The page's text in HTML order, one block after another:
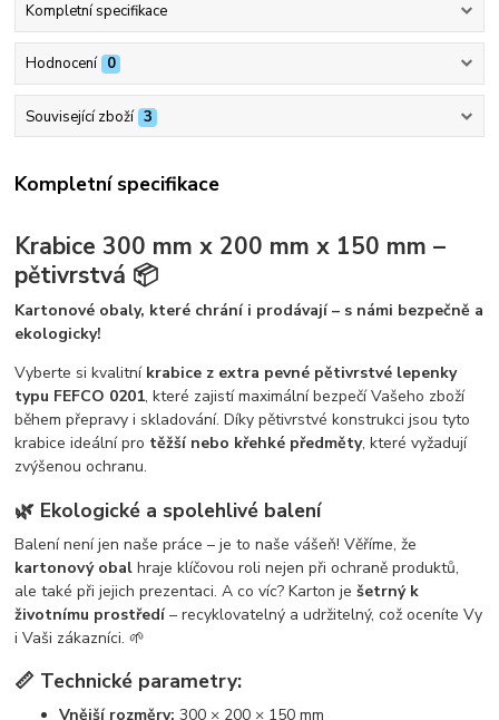
Kompletní specifikace
Hodnocení 0
Související zboží 3
Kompletní specifikace
Krabice 300 mm x 200 mm x 150 mm –
pětivrstvá 📦
Kartonové obaly, které chrání i prodávají – s námi bezpečně a
ekologicky!
Vyberte si kvalitní krabice z extra pevné pětivrstvé lepenky
typu FEFCO 0201, které zajistí maximální bezpečí Vašeho zboží
během přepravy i skladování. Díky pětivrstvé konstrukci jsou tyto
krabice ideální pro těžší nebo křehké předměty, které vyžadují
zvýšenou ochranu.
🌿 Ekologické a spolehlivé balení
Balení není jen naše práce – je to naše vášeň! Věříme, že
kartonový obal hraje klíčovou roli nejen při ochraně produktů,
ale také při jejich prezentaci. A co víc? Karton ješetrný k
životnímu prostředí– recyklovatelný a udržitelný, což oceníte Vy
i Vaši zákazníci. 🌱
📏 Technické parametry:
Vnější rozměry: 300 × 200 × 150 mm